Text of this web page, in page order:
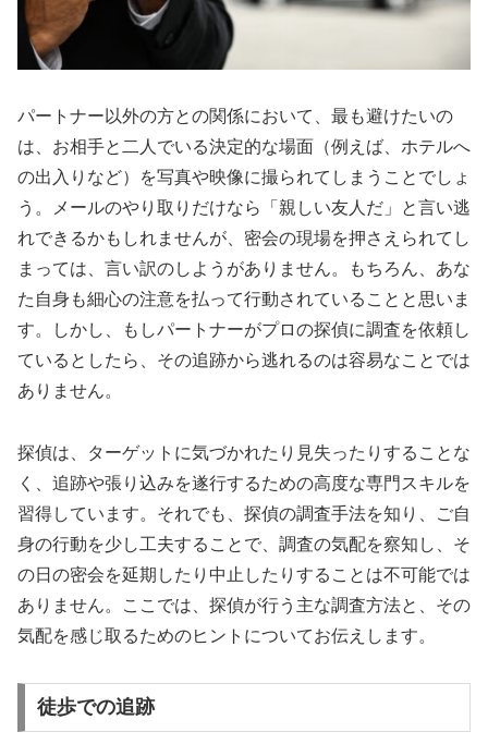
パートナー以外の方との関係において、最も避けたいの
は、お相手と二人でいる決定的な場面（例えば、ホテルへ
の出入りなど）を写真や映像に撮られてしまうことでしょ
う。メールのやり取りだけなら「親しい友人だ」と言い逃
れできるかもしれませんが、密会の現場を押さえられてし
まっては、言い訳のしようがありません。もちろん、あな
た自身も細心の注意を払って行動されていることと思いま
す。しかし、もしパートナーがプロの探偵に調査を依頼し
ているとしたら、その追跡から逃れるのは容易なことでは
ありません。
探偵は、ターゲットに気づかれたり見失ったりすることな
く、追跡や張り込みを遂行するための高度な専門スキルを
習得しています。それでも、探偵の調査手法を知り、ご自
身の行動を少し工夫することで、調査の気配を察知し、そ
の日の密会を延期したり中止したりすることは不可能では
ありません。ここでは、探偵が行う主な調査方法と、その
気配を感じ取るためのヒントについてお伝えします。
徒歩での追跡